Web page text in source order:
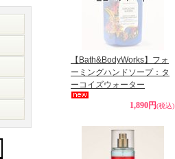
【Bath&BodyWorks】フォ
ーミングハンドソープ：タ
ーコイズウォーター
1,890円(税込)